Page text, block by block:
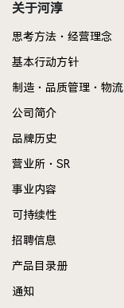
关于河淳
思考方法・经营理念
基本行动方针
制造・品质管理・物流
公司简介
品牌历史
营业所・SR
事业内容
可持续性
招聘信息
产品目录册
通知